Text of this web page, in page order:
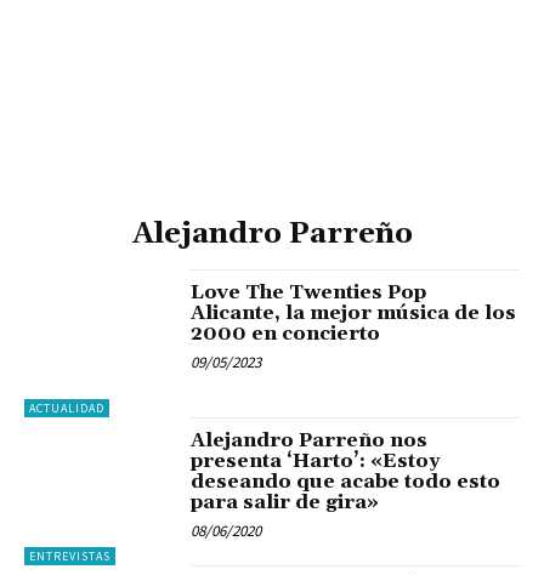
Alejandro Parreño
ACTUALIDAD
Love The Twenties Pop
Alicante, la mejor música de los
2000 en concierto
09/05/2023
ENTREVISTAS
Alejandro Parreño nos
presenta ‘Harto’: «Estoy
deseando que acabe todo esto
para salir de gira»
08/06/2020